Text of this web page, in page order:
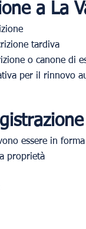
a La
tardiva
o canone di
per il rinnovo
essere in
proprietà